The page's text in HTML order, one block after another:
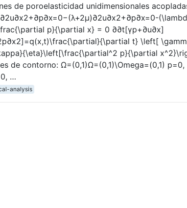
de poroelasticidad unidimensionales
p}{\partial x} = 0 ∂∂t[γp+∂u∂x]
t} \left[
p}{\partial
de contorno: Ω=(0,1)Ω=(0,1)\Omega=(0,1) p=0,
…
analysis